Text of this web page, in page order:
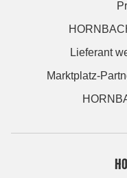
Lieferant
Marktplatz-